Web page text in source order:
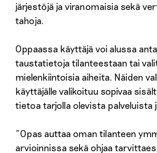
järjestöjä ja viranomaisia sekä
tahoja.
Oppaassa käyttäjä voi alussa
taustatietoja tilanteestaan tai
mielenkiintoisia aiheita. Näiden
käyttäjälle valikoituu sopivaa
tietoa tarjolla olevista palveluista
”Opas auttaa oman tilanteen
arvioinnissa sekä ohjaa